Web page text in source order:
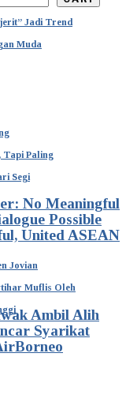
Jadi Trend
Muda
Tapi Paling
Segi
Jovian
Muflis Oleh
No Meaningful
Possible
United ASEAN
Ambil Alih
Syarikat